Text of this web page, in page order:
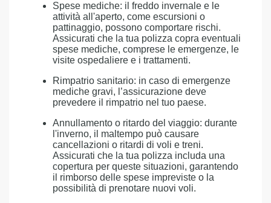
Spese mediche: il freddo invernale e le
attività all'aperto, come escursioni o
pattinaggio, possono comportare rischi.
Assicurati che la tua polizza copra eventuali
spese mediche, comprese le emergenze, le
visite ospedaliere e i trattamenti.
Rimpatrio sanitario: in caso di emergenze
mediche gravi, l’assicurazione deve
prevedere il rimpatrio nel tuo paese.
Annullamento o ritardo del viaggio: durante
l'inverno, il maltempo può causare
cancellazioni o ritardi di voli e treni.
Assicurati che la tua polizza includa una
copertura per queste situazioni, garantendo
il rimborso delle spese impreviste o la
possibilità di prenotare nuovi voli.